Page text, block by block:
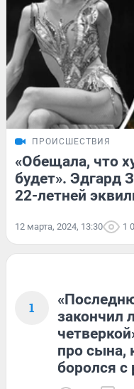
ПРОИСШЕСТВИЯ
«Обещала, что
будет». Эдгард
22-летней
12 марта, 2024, 13:30 1
1
закончил
про сына,
боролся с